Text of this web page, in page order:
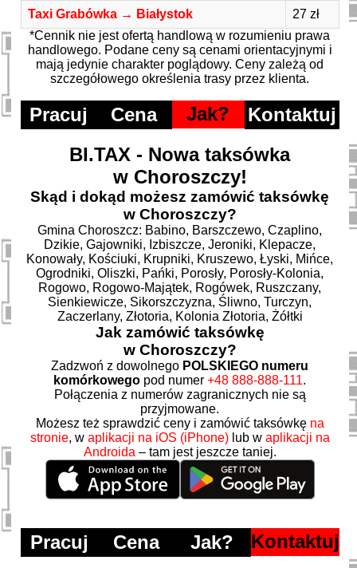
Taxi Grabówka → Białystok
27 zł
*Cennik nie jest ofertą handlową w rozumieniu prawa
handlowego. Podane ceny są cenami orientacyjnymi i
mają jedynie charakter poglądowy. Ceny zależą od
szczegółowego określenia trasy przez klienta.
Pracuj Cena Jak?
Kontaktuj
BI.TAX - Nowa taksówka
w Choroszczy!
Skąd i dokąd możesz zamówić taksówkę
w Choroszczy?
Gmina Choroszcz: Babino, Barszczewo, Czaplino,
Dzikie, Gajowniki, Izbiszcze, Jeroniki, Klepacze,
Konowały, Kościuki, Krupniki, Kruszewo, Łyski, Mińce,
Ogrodniki, Oliszki, Pańki, Porosły, Porosły-Kolonia,
Rogowo, Rogowo-Majątek, Rogówek, Ruszczany,
Sienkiewicze, Sikorszczyzna, Śliwno, Turczyn,
Zaczerlany, Złotoria, Kolonia Złotoria, Żółtki
Jak zamówić taksówkę
w Choroszczy?
Zadzwoń z dowolnego POLSKIEGO numeru
komórkowego pod numer+48 888-888-111.
Połączenia z numerów zagranicznych nie są
przyjmowane.
Możesz też sprawdzić ceny i zamówić taksówkę na
stronie, w aplikacji na iOS (iPhone) lub w aplikacji na
Androida – tam jest jeszcze taniej.
Pracuj Cena Jak?
Kontaktuj